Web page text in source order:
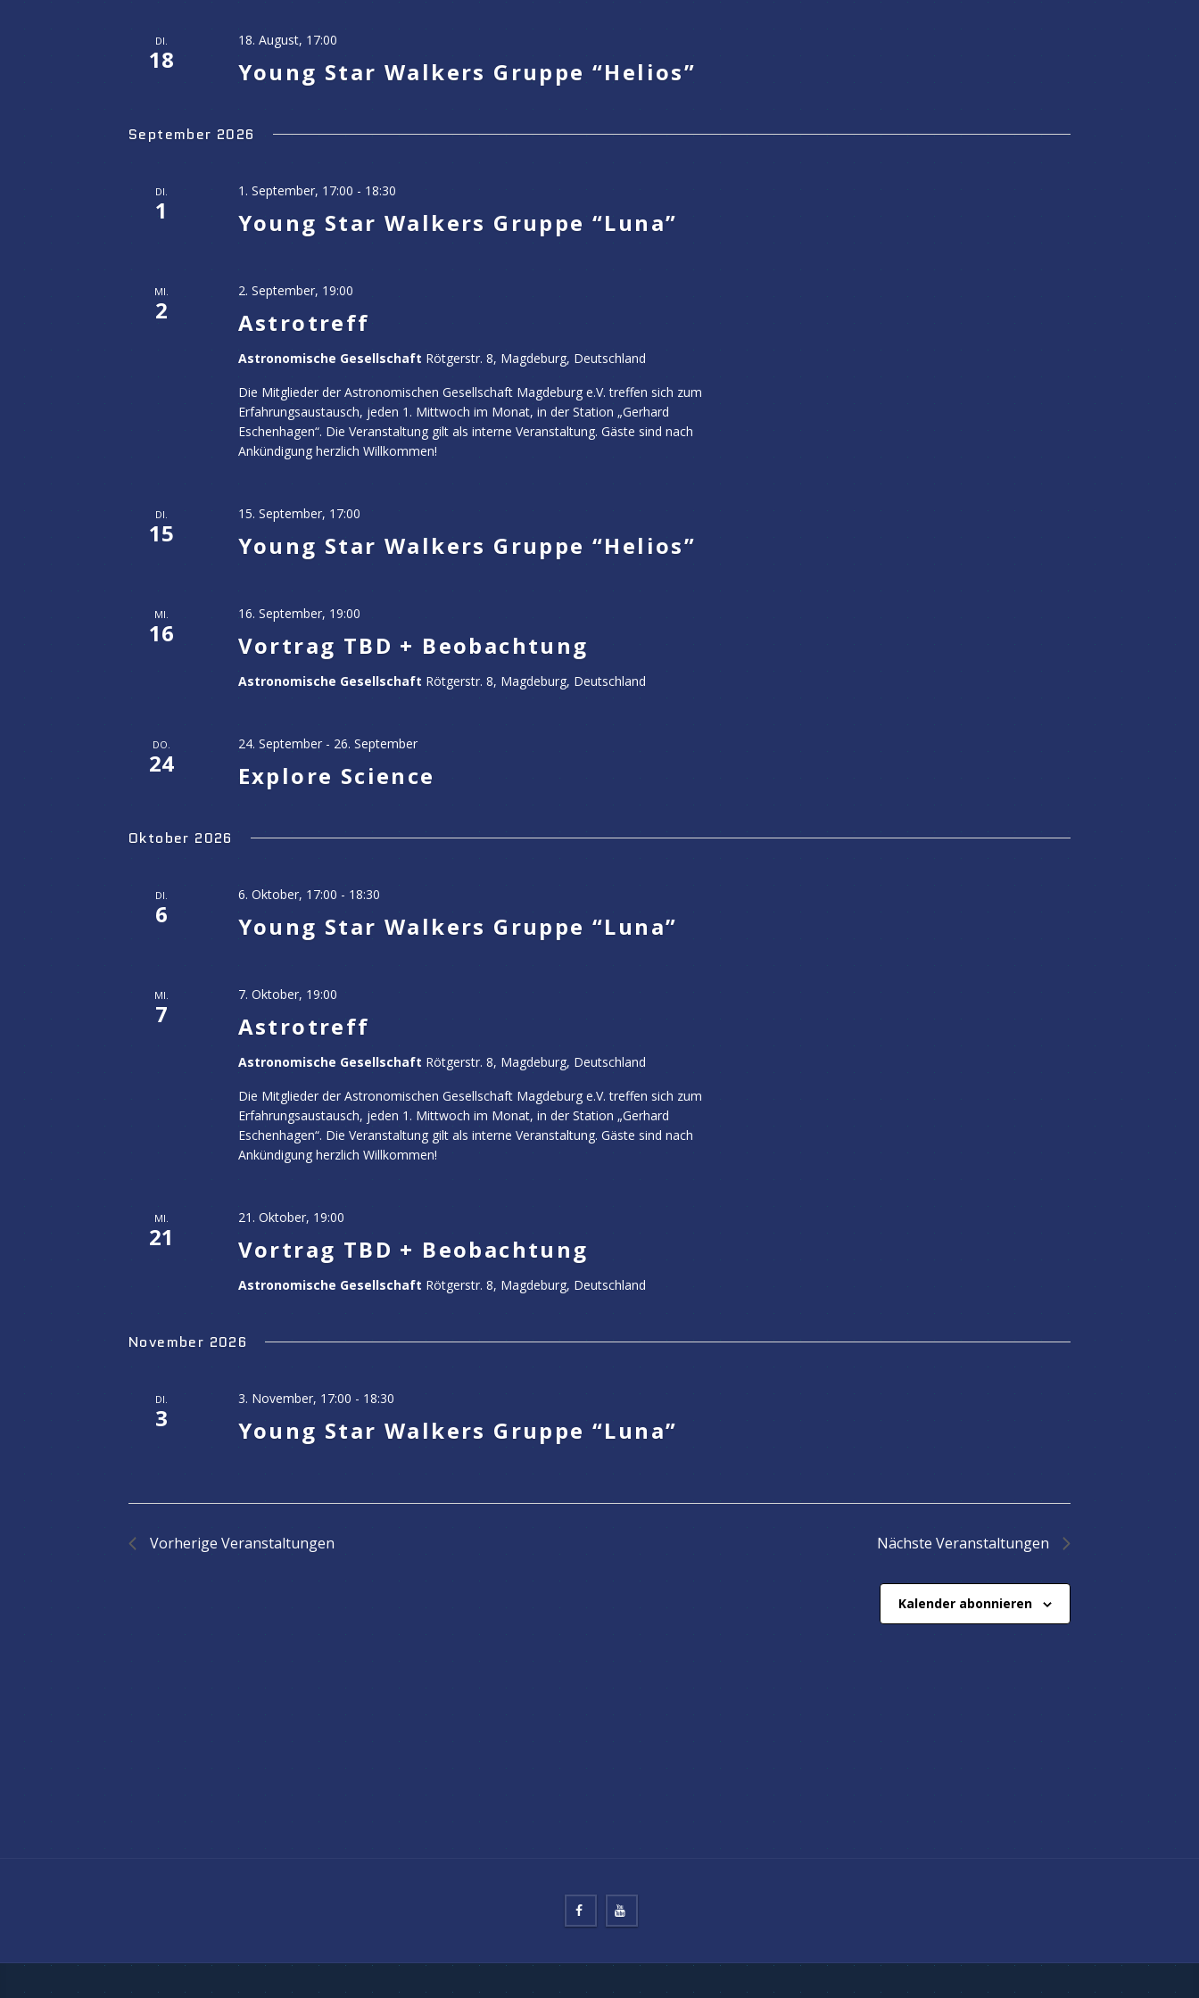
DI.
18 Young Star Walkers Gruppe “Helios”
18. August, 17:00
September 2026
DI.
1 Young Star Walkers Gruppe “Luna”
1. September, 17:00 - 18:30
MI.
2 Astrotreff
2. September, 19:00
Astronomische Gesellschaft Rötgerstr. 8, Magdeburg, Deutschland
Die Mitglieder der Astronomischen Gesellschaft Magdeburg e.V. treffen sich zum
Erfahrungsaustausch, jeden 1. Mittwoch im Monat, in der Station „Gerhard
Eschenhagen“. Die Veranstaltung gilt als interne Veranstaltung. Gäste sind nach
Ankündigung herzlich Willkommen!
DI.
15 Young Star Walkers Gruppe “Helios”
15. September, 17:00
MI.
16 Vortrag TBD + Beobachtung
16. September, 19:00
Astronomische Gesellschaft Rötgerstr. 8, Magdeburg, Deutschland
DO.
24 Explore Science
24. September- 26. September
Oktober 2026
DI.
6 Young Star Walkers Gruppe “Luna”
6. Oktober, 17:00 - 18:30
MI.
7 Astrotreff
7. Oktober, 19:00
Astronomische Gesellschaft Rötgerstr. 8, Magdeburg, Deutschland
Die Mitglieder der Astronomischen Gesellschaft Magdeburg e.V. treffen sich zum
Erfahrungsaustausch, jeden 1. Mittwoch im Monat, in der Station „Gerhard
Eschenhagen“. Die Veranstaltung gilt als interne Veranstaltung. Gäste sind nach
Ankündigung herzlich Willkommen!
MI.
21 Vortrag TBD + Beobachtung
21. Oktober, 19:00
Astronomische Gesellschaft Rötgerstr. 8, Magdeburg, Deutschland
November 2026
DI.
3 Young Star Walkers Gruppe “Luna”
3. November, 17:00 - 18:30
Vorherige Veranstaltungen Nächste Veranstaltungen
Kalender abonnieren